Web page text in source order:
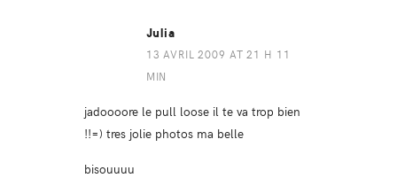
Julia
13 AVRIL 2009 AT 21 H 11
MIN
jadoooore le pull loose il te va trop bien
!!=) tres jolie photos ma belle
bisouuuu